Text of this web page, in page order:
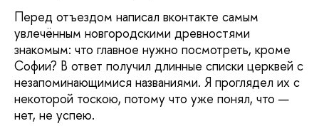
Перед отъездом написал вконтакте самым
увлечённым новгородскими древностями
знакомым: что главное нужно посмотреть, кроме
Софии? В ответ получил длинные списки церквей с
незапоминающимися названиями. Я проглядел их с
некоторой тоскою, потому что уже понял, что —
нет, не успею.